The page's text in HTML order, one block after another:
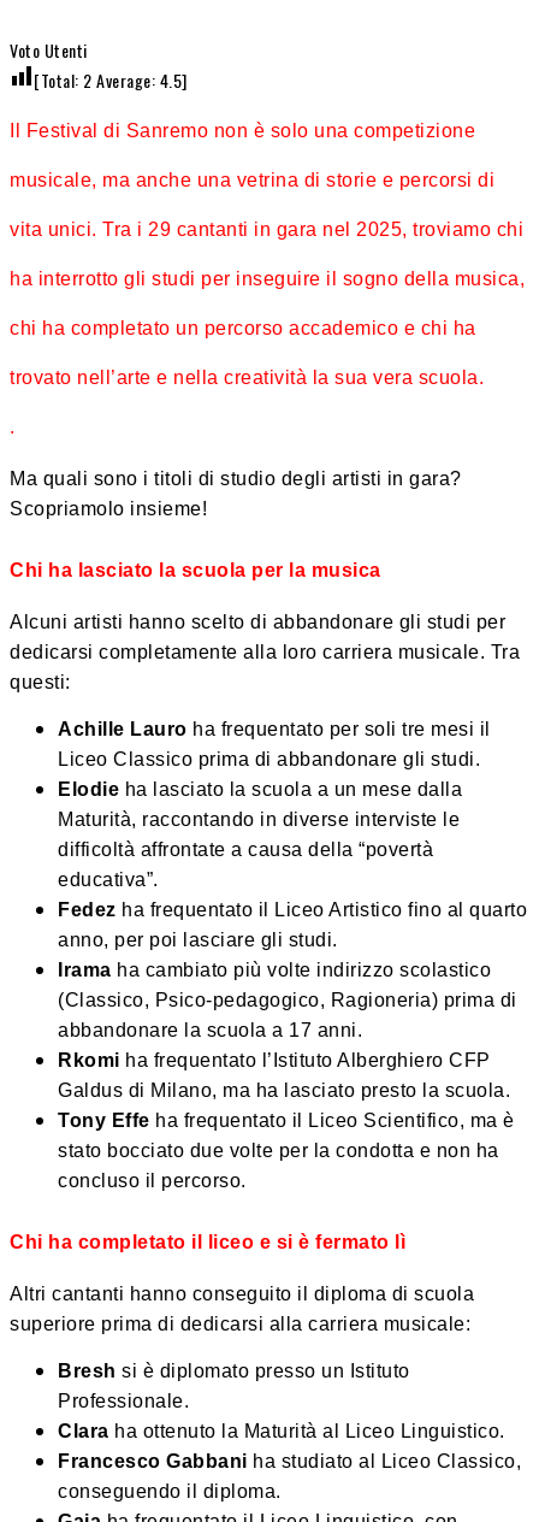
Voto Utenti
[Total: 2Average:4.5]
Il Festival di Sanremo non è solo una competizione
musicale, ma anche una vetrina di storie e percorsi di
vita unici. Tra i 29 cantanti in gara nel 2025, troviamo chi
ha interrotto gli studi per inseguire il sogno della musica,
chi ha completato un percorso accademico e chi ha
trovato nell’arte e nella creatività la sua vera scuola.
.
Ma quali sono i titoli di studio degli artisti in gara?
Scopriamolo insieme!
Chi ha lasciato la scuola per la musica
Alcuni artisti hanno scelto di abbandonare gli studi per
dedicarsi completamente alla loro carriera musicale. Tra
questi:
Achille Lauro ha frequentato per soli tre mesi il
Liceo Classico prima di abbandonare gli studi.
Elodie ha lasciato la scuola a un mese dalla
Maturità, raccontando in diverse interviste le
difficoltà affrontate a causa della “povertà
educativa”.
Fedez ha frequentato il Liceo Artistico fino al quarto
anno, per poi lasciare gli studi.
Irama ha cambiato più volte indirizzo scolastico
(Classico, Psico-pedagogico, Ragioneria) prima di
abbandonare la scuola a 17 anni.
Rkomi ha frequentato l’Istituto Alberghiero CFP
Galdus di Milano, ma ha lasciato presto la scuola.
Tony Effe ha frequentato il Liceo Scientifico, ma è
stato bocciato due volte per la condotta e non ha
concluso il percorso.
Chi ha completato il liceo e si è fermato lì
Altri cantanti hanno conseguito il diploma di scuola
superiore prima di dedicarsi alla carriera musicale:
Bresh si è diplomato presso un Istituto
Professionale.
Clara ha ottenuto la Maturità al Liceo Linguistico.
Francesco Gabbani ha studiato al Liceo Classico,
conseguendo il diploma.